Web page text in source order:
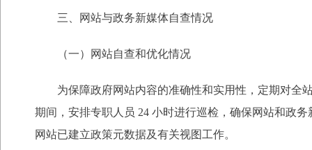
三、网站与政务新媒体自查情况
（一）网站自查和优化情况
为保障政府网站内容的准确性和实用性，定期对全
期间，安排专职人员 24 小时进行巡检，确保网站和政
网站已建立政策元数据及有关视图工作。